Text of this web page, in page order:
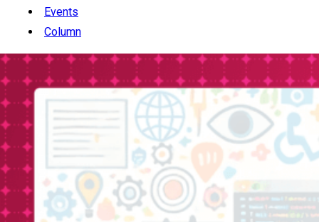
Events
Column